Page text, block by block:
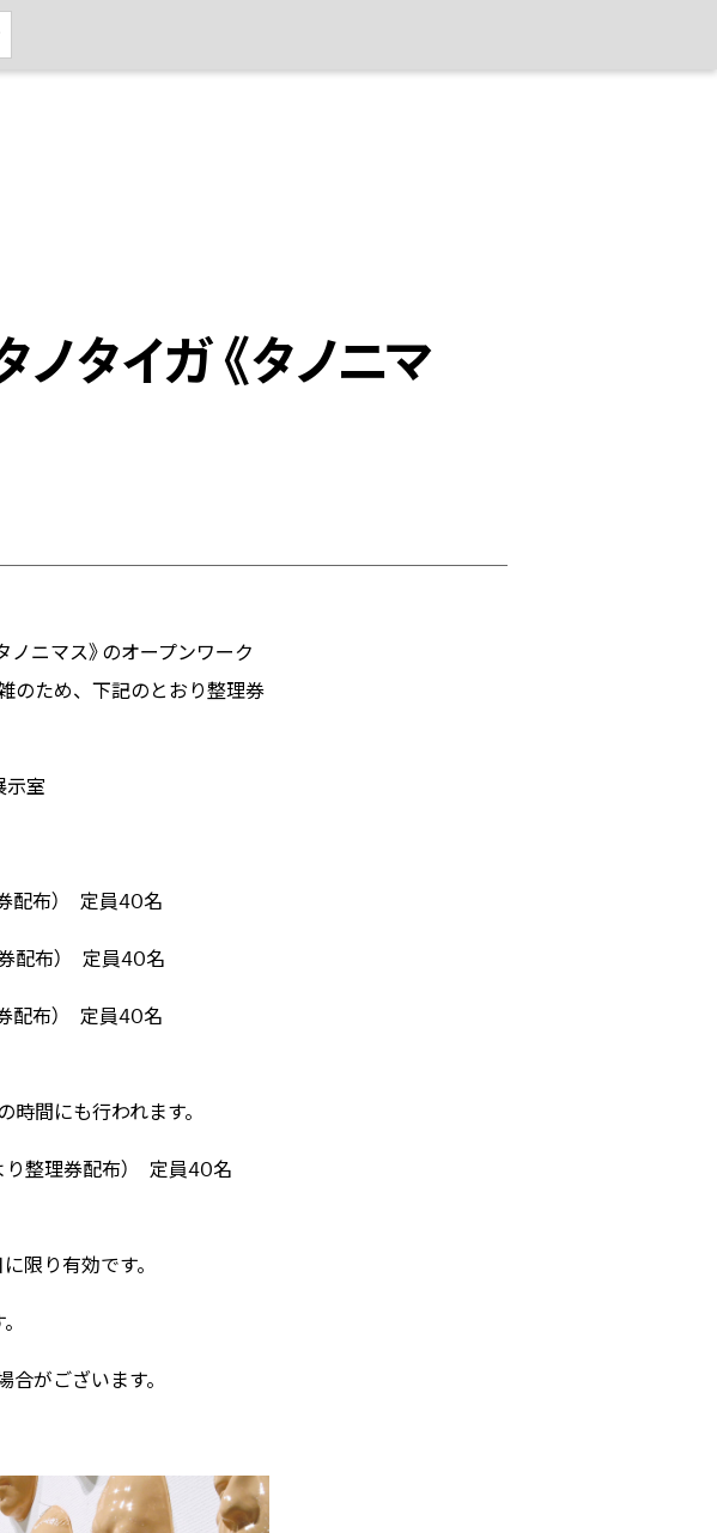
タイガ《タノニマ
ノニマス》のオープンワーク
のため、下記のとおり整理券
示室
配布） 定員40名
配布） 定員40名
配布） 定員40名
時間にも行われます。
り整理券配布） 定員40名
限り有効です。
がございます。